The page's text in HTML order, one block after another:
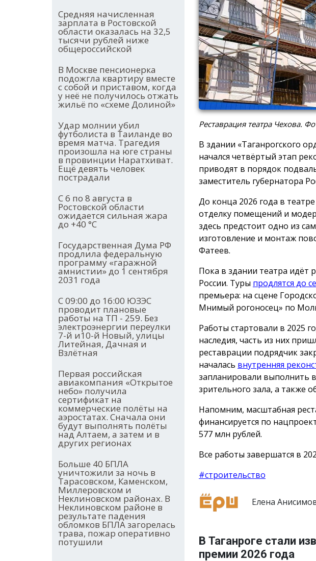
Средняя начисленная
зарплата в Ростовской
области оказалась на 32,5
тысячи рублей ниже
общероссийской
В Москве пенсионерка
подожгла квартиру вместе
с собой и приставом, когда
у неё не получилось отжать
жильё по «схеме Долиной»
Удар молнии убил
футболиста в Таиланде во
время матча. Трагедия
произошла на юге страны
в провинции Наратхиват.
Ещё девять человек
пострадали
С 6 по 8 августа в
Ростовской области
ожидается сильная жара
до +40 °С
Государственная Дума РФ
продлила федеральную
программу «гаражной
амнистии» до 1 сентября
2031 года
С 09:00 до 16:00 ЮЗЭС
проводит плановые
работы на ТП - 259. Без
электроэнергии переулки
7-й и10-й Новый, улицы
Литейная, Дачная и
Взлётная
Первая российская
авиакомпания «Открытое
небо» получила
сертификат на
коммерческие полёты на
аэростатах. Сначала они
будут выполнять полёты
над Алтаем, а затем и в
других регионах
Больше 40 БПЛА
уничтожили за ночь в
Тарасовском, Каменском,
Миллеровском и
Неклиновском районах. В
Неклиновском районе в
результате падения
обломков БПЛА загорелась
трава, пожар оперативно
потушили
Реставрация театра Чехова.
В здании «Таганрогского
начался четвёртый этап
приводят в порядок
заместитель губернатора
До конца 2026 года в
отделку помещений и
здесь предстоит одно из
изготовление и монтаж
Фатеев.
Пока в здании театра идёт
России. Туры продлятся до
премьера: на сцене
Мнимый рогоносец» по
Работы стартовали в 2025
наследия, часть из них
реставрации подрядчик
началась внутренняя
запланировали выполнить
зрительного зала, а также
Напомним, масштабная
финансируется по
577 млн рублей.
Все работы завершатся в
#строительство
Елена
В Таганроге стали
премии 2026 года